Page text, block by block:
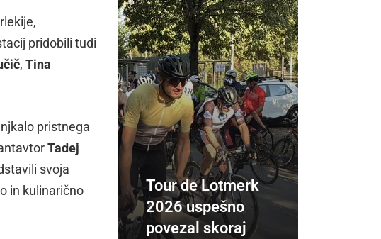
pridobili tudi
, Tina
pristnega
Tadej
svoja
in kulinarično
Tour de Lotmerk
2026 uspešno
povezal skoraj